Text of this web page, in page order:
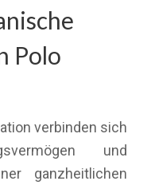
Polo
verbinden sich
und
ganzheitlichen